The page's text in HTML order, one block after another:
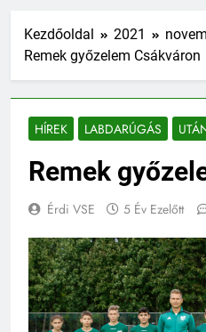
Kezdőoldal 2021
Remek győzelem Csákváron
HÍREK LABDARÚGÁS
Remek
Érdi VSE 5 Év Ezelőtt